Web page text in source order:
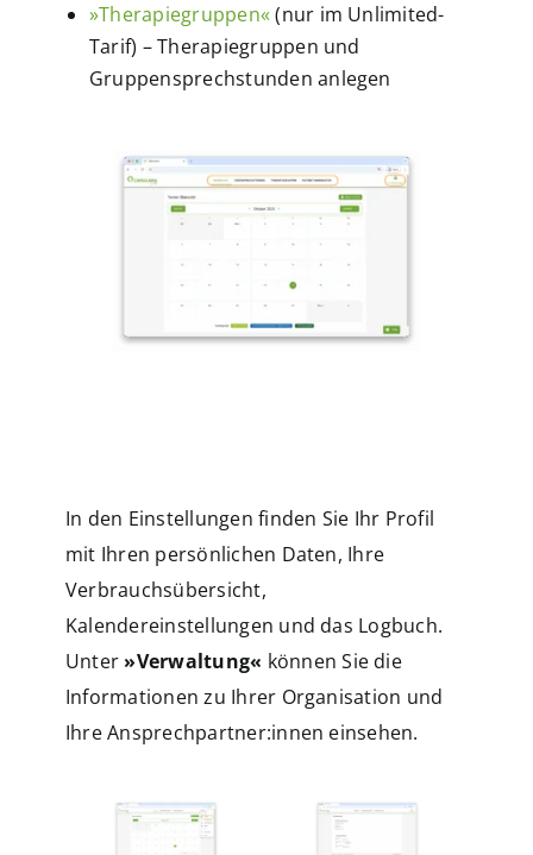
»Therapiegruppen«(nur im Unlimited-
Tarif) – Therapiegruppen und
Gruppensprechstunden anlegen
In den Einstellungen finden Sie Ihr Profil
mit Ihren persönlichen Daten, Ihre
Verbrauchsübersicht,
Kalendereinstellungen und das Logbuch.
Unter »Verwaltung« können Sie die
Informationen zu Ihrer Organisation und
Ihre Ansprechpartner:innen einsehen.